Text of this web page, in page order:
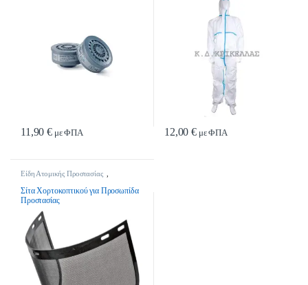
11,90€ με ΦΠΑ 12,00€ με ΦΠΑ
Είδη Ατομικής Προστασίας
Σίτα Χορτοκοπτικού για Προσωπίδα
Προστασίας